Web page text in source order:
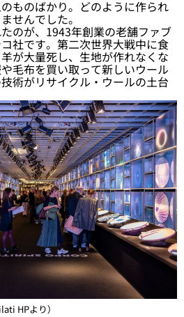
ものばかり。どのように作られ
せんでした。
のが、1943年創業の老舗ファブ
社です。第二次世界大戦中に食
が大量死し、生地が作れなくな
毛布を買い取って新しいウール
術がリサイクル・ウールの土台
HPより）